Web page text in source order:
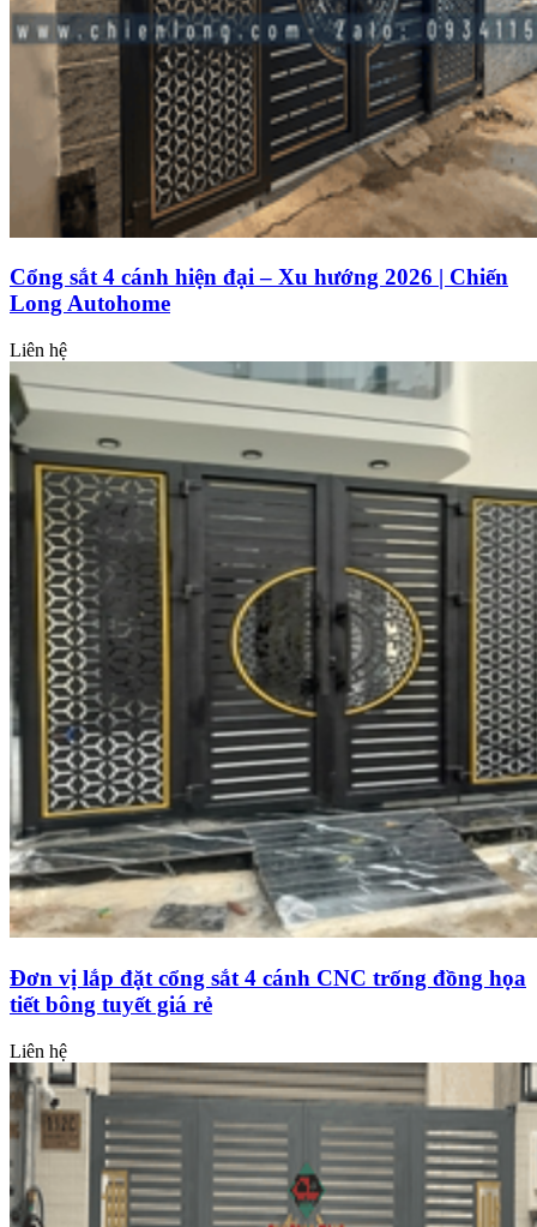
Cổng sắt 4 cánh hiện đại – Xu hướng 2026 | Chiến
Long Autohome
Liên hệ
Đơn vị lắp đặt cổng sắt 4 cánh CNC trống đồng họa
tiết bông tuyết giá rẻ
Liên hệ